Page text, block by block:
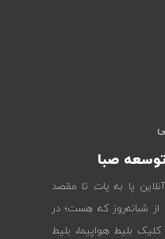
صبا
پا به پات تا مقصد
شبانه‌روز که هست؛ در
بلیط هواپیما، بلیط